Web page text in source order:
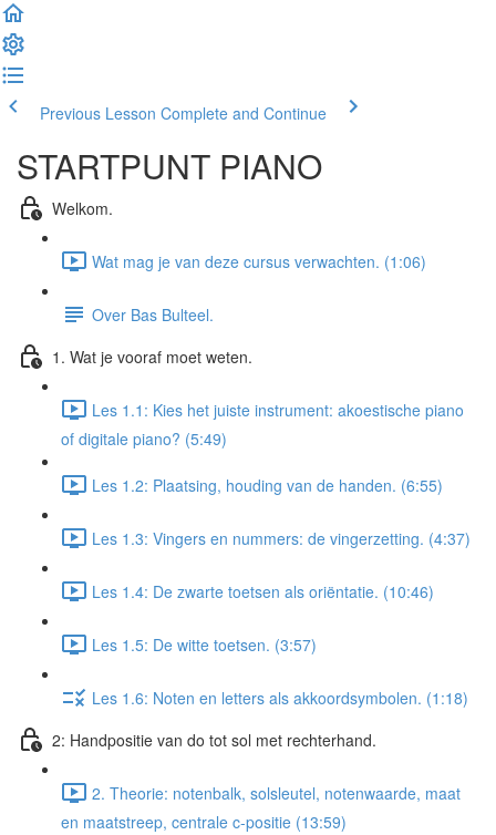
Previous Lesson Complete and Continue
STARTPUNT PIANO
Welkom.
Wat mag je van deze cursus verwachten. (1:06)
Over Bas Bulteel.
1. Wat je vooraf moet weten.
Les 1.1: Kies het juiste instrument: akoestische piano
of digitale piano? (5:49)
Les 1.2: Plaatsing, houding van de handen. (6:55)
Les 1.3: Vingers en nummers: de vingerzetting. (4:37)
Les 1.4: De zwarte toetsen als oriëntatie. (10:46)
Les 1.5: De witte toetsen. (3:57)
Les 1.6: Noten en letters als akkoordsymbolen. (1:18)
2: Handpositie van do tot sol met rechterhand.
2. Theorie: notenbalk, solsleutel, notenwaarde, maat
en maatstreep, centrale c-positie (13:59)